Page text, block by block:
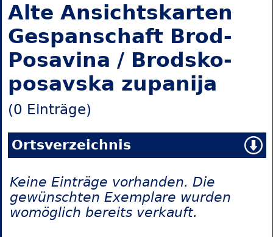
Alte Ansichtskarten
Gespanschaft Brod-
Posavina / Brodsko-
posavska zupanija
(0 Einträge)
Ortsverzeichnis
Keine Einträge vorhanden. Die
gewünschten Exemplare wurden
womöglich bereits verkauft.